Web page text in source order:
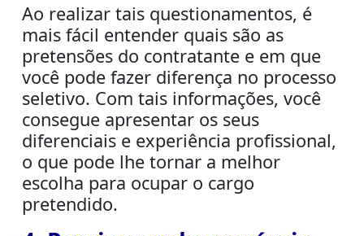
Ao realizar tais questionamentos, é
mais fácil entender quais são as
pretensões do contratante e em que
você pode fazer diferença no processo
seletivo. Com tais informações, você
consegue apresentar os seus
diferenciais e experiência profissional,
o que pode lhe tornar a melhor
escolha para ocupar o cargo
pretendido.